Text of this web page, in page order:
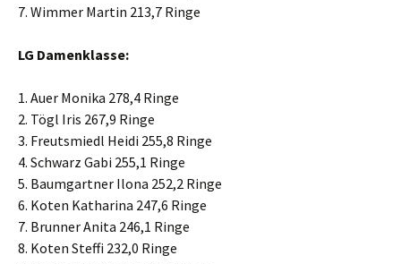
7. Wimmer Martin 213,7 Ringe
LG Damenklasse:
1. Auer Monika 278,4 Ringe
2. Tögl Iris 267,9 Ringe
3. Freutsmiedl Heidi 255,8 Ringe
4. Schwarz Gabi 255,1 Ringe
5. Baumgartner Ilona 252,2 Ringe
6. Koten Katharina 247,6 Ringe
7. Brunner Anita 246,1 Ringe
8. Koten Steffi 232,0 Ringe